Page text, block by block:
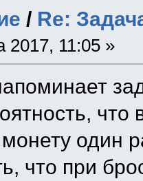
/ Re:
2017, 11:05 »
один
что при